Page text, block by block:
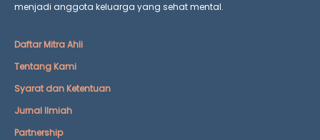
menjadi anggota keluarga yang sehat mental.
Daftar Mitra Ahli
Tentang Kami
Syarat dan Ketentuan
Jurnal Ilmiah
Partnership